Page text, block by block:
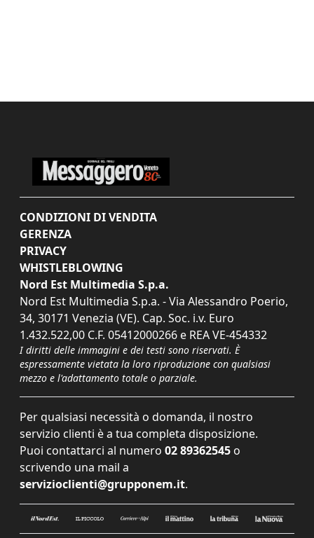
CONDIZIONI DI VENDITA
GERENZA
PRIVACY
WHISTLEBLOWING
Nord Est Multimedia S.p.a.
Nord Est Multimedia S.p.a. - Via Alessandro Poerio,
34, 30171 Venezia (VE). Cap. Soc. i.v. Euro
1.432.522,00 C.F. 05412000266 e REA VE-454332
I diritti delle immagini e dei testi sono riservati. È
espressamente vietata la loro riproduzione con qualsiasi
mezzo e l'adattamento totale o parziale.
Per qualsiasi necessità o domanda, il nostro
servizio clienti è a tua completa disposizione.
Puoi contattarci al numero 02 89362545 o
scrivendo una mail a
servizioclienti@grupponem.it.